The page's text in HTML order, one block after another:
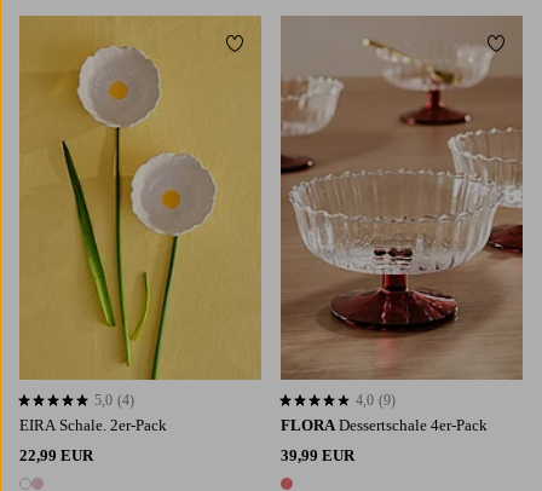
EIRA Schale. 2er-Pack
22,99 EUR
5,0 basierend auf 4 Bewertungen
5,0 (4)
Zu Favoriten hinzufügen
FLORA Dessertschale 4er-Pack
39,99 EUR
4,0 basierend auf 9 Bewertungen
4,0 (9)
Zu